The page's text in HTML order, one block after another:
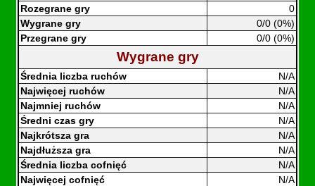
Rozegrane gry
0
Wygrane gry
0/0 (0%)
Przegrane gry
0/0 (0%)
Wygrane gry
Średnia liczba ruchów
N/A
Najwięcej ruchów
N/A
Najmniej ruchów
N/A
Średni czas gry
N/A
Najkrótsza gra
N/A
Najdłuższa gra
N/A
Średnia liczba cofnięć
N/A
Najwięcej cofnięć
N/A